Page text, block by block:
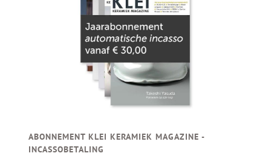
ABONNEMENT KLEI KERAMIEK MAGAZINE -
INCASSOBETALING